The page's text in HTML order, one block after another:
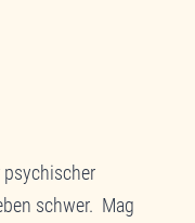
schwer. Mag